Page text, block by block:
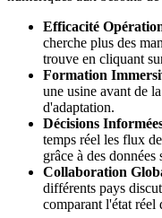
Efficacité
cherche plus des
trouve en cliquant
Formation
une usine avant de
d'adaptation.
Décisions
temps réel les flux
grâce à des données
Collaboration
différents pays
comparant l'état réel